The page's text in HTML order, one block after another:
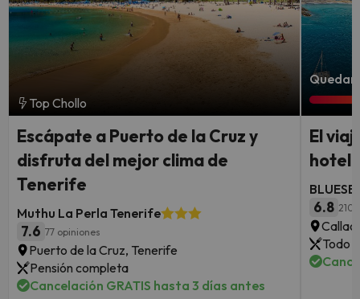
Top Chollo
Escápate a Puerto de la Cruz y
disfruta del mejor clima de
Tenerife
Muthu La Perla Tenerife
7.6 77 opiniones
Puerto de la Cruz, Tenerife
Pensión completa
Cancelación GRATIS hasta 3 días antes
El
hotel
6.8 210
Todo